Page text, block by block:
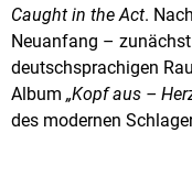
Caught in the Act.
Neuanfang –
deutschsprachigen
Album „Kopf aus –
des modernen